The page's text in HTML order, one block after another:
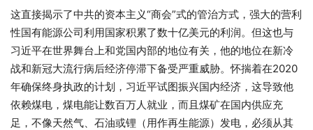
这直接揭示了中共的资本主义“商会”式的管治方式，强大的营利
性国有能源公司利用国家积累了数十亿美元的利润。但这也与
习近平在世界舞台上和党国内部的地位有关，他的地位在新冷
战和新冠大流行病后经济停滞下备受严重威胁。怀揣着在2020
年确保终身执政的计划，习近平试图振兴国内经济，这导致他
依赖煤电，煤电能让数百万人就业，而且煤矿在国内供应充
足，不像天然气、石油或锂（用作再生能源）发电，必须从其